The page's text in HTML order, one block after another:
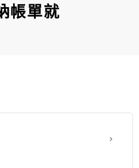
帳單就